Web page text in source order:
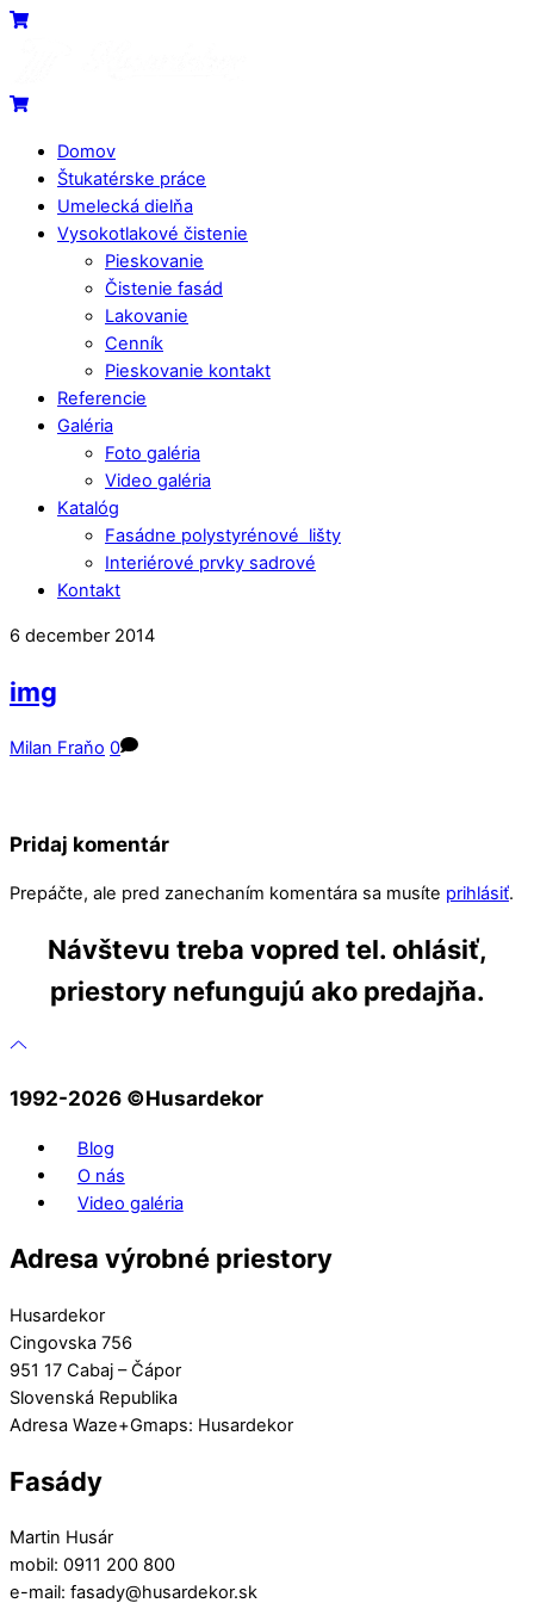
Skip
Menu
Cart
Cart
Domov
Štukatérske práce
Umelecká dielňa
Vysokotlakové čistenie
Pieskovanie
Čistenie fasád
Lakovanie
Cenník
Pieskovanie kontakt
Referencie
Galéria
Foto galéria
Video galéria
Katalóg
Fasádne polystyrénové lišty
Interiérové prvky sadrové
Kontakt
Close
Close
6 december 2014
img
Milan Fraňo 0
Pridaj komentár
Prepáčte, ale pred zanechaním komentára sa musíte prihlásiť.
Návštevu treba vopred tel. ohlásiť,
priestory nefungujú ako predajňa.
1992-2026 ©️Husardekor
Blog
O nás
Video galéria
Adresa výrobné priestory
Husardekor
Cingovska 756
951 17 Cabaj – Čápor
Slovenská Republika
Adresa Waze+Gmaps: Husardekor
Fasády
Martin Husár
mobil: 0911 200 800
e-mail: fasady@husardekor.sk